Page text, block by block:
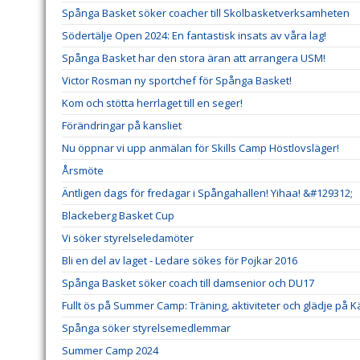
Spånga Basket söker coacher till Skolbasketverksamheten
Södertälje Open 2024: En fantastisk insats av våra lag!
Spånga Basket har den stora äran att arrangera USM!
Victor Rosman ny sportchef för Spånga Basket!
Kom och stötta herrlaget till en seger!
Förändringar på kansliet
Nu öppnar vi upp anmälan för Skills Camp Höstlovsläger!
Årsmöte
Äntligen dags för fredagar i Spångahallen! Yihaa! &#129312;
Blackeberg Basket Cup
Vi söker styrelseledamöter
Bli en del av laget - Ledare sökes för Pojkar 2016
Spånga Basket söker coach till damsenior och DU17
Fullt ös på Summer Camp: Träning, aktiviteter och glädje på
Spånga söker styrelsemedlemmar
Summer Camp 2024